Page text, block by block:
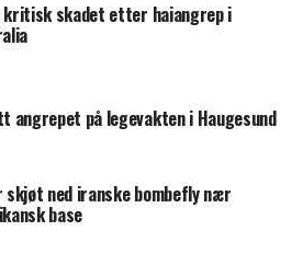
kritisk skadet etter haiangrep i
angrepet på legevakten i Haugesund
skjøt ned iranske bombefly nær
base